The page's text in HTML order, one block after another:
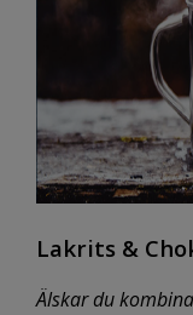
Lakrits &
Älskar du